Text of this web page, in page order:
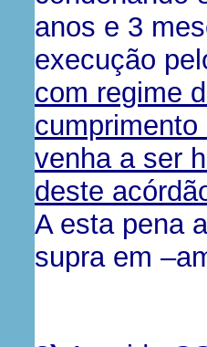
anos e 3
execução
com regime
venha a ser
deste
A esta pena
supra em